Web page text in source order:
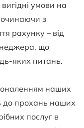
умови на
з
рахунку – від
що
яких питань.
наших
до прохань наших
послуг в